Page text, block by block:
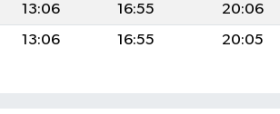
13:06 16:55 20:06
13:06 16:55 20:05